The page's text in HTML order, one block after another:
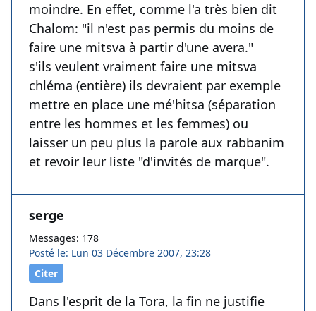
moindre. En effet, comme l'a très bien dit
Chalom: "il n'est pas permis du moins de
faire une mitsva à partir d'une avera."
s'ils veulent vraiment faire une mitsva
chléma (entière) ils devraient par exemple
mettre en place une mé'hitsa (séparation
entre les hommes et les femmes) ou
laisser un peu plus la parole aux rabbanim
et revoir leur liste "d'invités de marque".
serge
Messages: 178
Posté le: Lun 03 Décembre 2007, 23:28
Citer
Dans l'esprit de la Tora, la fin ne justifie